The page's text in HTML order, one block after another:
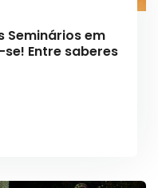
Seminários em
Entre saberes